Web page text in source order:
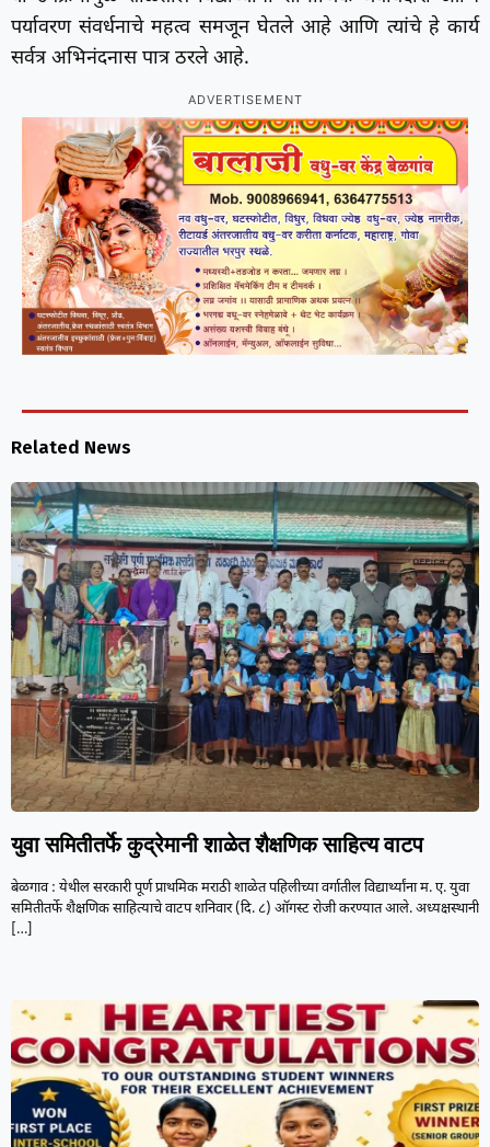
पर्यावरण संवर्धनाचे महत्व समजून घेतले आहे आणि त्यांचे हे कार्य
सर्वत्र अभिनंदनास पात्र ठरले आहे.
ADVERTISEMENT
Related News
युवा समितीतर्फे कुद्रेमानी शाळेत शैक्षणिक साहित्य वाटप
बेळगाव : येथील सरकारी पूर्ण प्राथमिक मराठी शाळेत पहिलीच्या वर्गातील विद्यार्थ्यांना म. ए. युवा
समितीतर्फे शैक्षणिक साहित्याचे वाटप शनिवार (दि. ८) ऑगस्ट रोजी करण्यात आले. अध्यक्षस्थानी
[…]